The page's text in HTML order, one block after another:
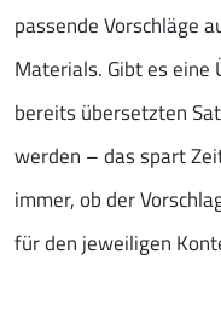
passende Vorschläge
Materials. Gibt es
bereits übersetzten
werden – das spart
immer, ob der
für den jeweiligen